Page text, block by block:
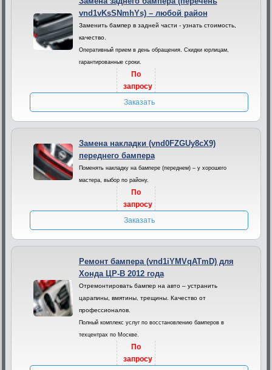
vnd1vKsSNmhYs) – любой район
Заменить бампер в задней части - узнать стоимость,
качество.
Оперативный прием в день обращения. Скидки юрлицам,
гарантированные сроки.
По
запросу
Заказать
Замена накладки (vnd0FZGUy8cX9)
переднего бампера
Поменять накладку на бампере (переднем) – у хорошего
мастера, выбор по району.
По
запросу
Заказать
Ремонт бампера (vnd1iYMVqATmD) для
Хонда ЦР-В 2012 года
Отремонтировать бампер на авто – устранить
царапины, вмятины, трещины. Качество от
профессионалов.
Полный комплекс услуг по восстановлению бамперов в
техцентрах по Москве.
По
запросу